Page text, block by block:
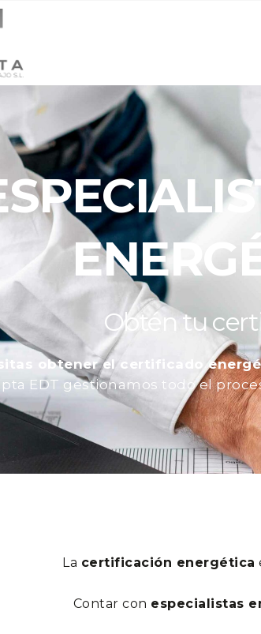
Obtén tu
obtener el certificado
EDT gestionamos todo el
La certificación energética
Contar con especialistas